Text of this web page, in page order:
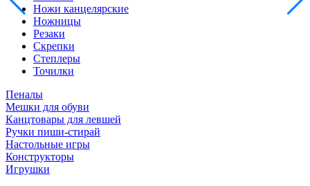
Ножи канцелярские
Ножницы
Резаки
Скрепки
Степлеры
Точилки
Пеналы
Мешки для обуви
Канцтовары для левшей
Ручки пиши-стирай
Настольные игры
Конструкторы
Игрушки